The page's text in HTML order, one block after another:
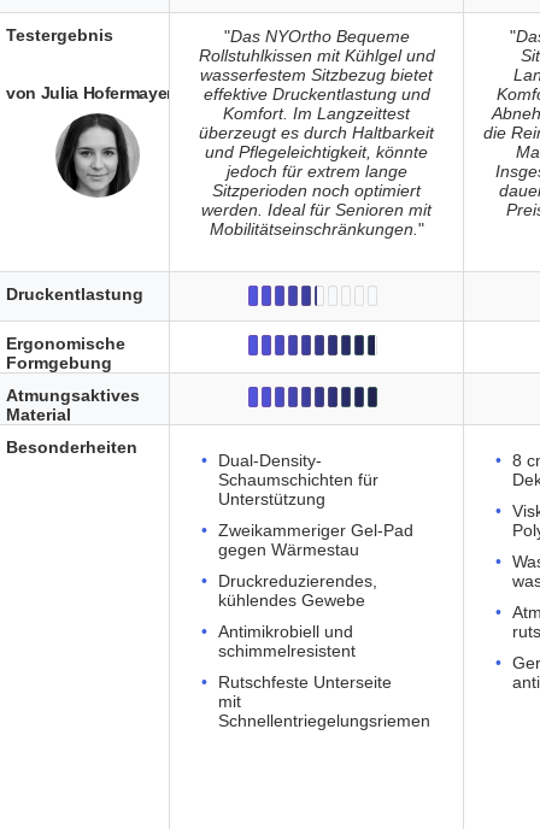
"Das NYOrtho Bequeme
Rollstuhlkissen mit Kühlgel und
wasserfestem Sitzbezug bietet
effektive Druckentlastung und
Komfort. Im Langzeittest
überzeugt es durch Haltbarkeit
und Pflegeleichtigkeit, könnte
jedoch für extrem lange
Sitzperioden noch optimiert
werden. Ideal für Senioren mit
Mobilitätseinschränkungen. "
"
die
Dual-Density-
Schaumschichten für
Unterstützung
Zweikammeriger Gel-Pad
gegen Wärmestau
Druckreduzierendes,
kühlendes Gewebe
Antimikrobiell und
schimmelresistent
Rutschfeste Unterseite
mit
Schnellentriegelungsriemen
8
Testergebnis
von Julia Hofermayer
Druckentlastung
Ergonomische
Formgebung
Atmungsaktives
Material
Besonderheiten